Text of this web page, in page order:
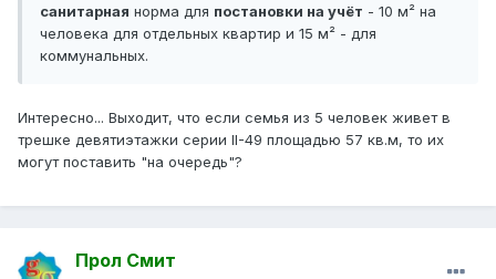
санитарная норма для постановки на учёт - 10 м² на
человека для отдельных квартир и 15 м² - для
коммунальных.
Интересно... Выходит, что если семья из 5 человек живет в
трешке девятиэтажки серии II-49 площадью 57 кв.м, то их
могут поставить "на очередь"?
Прол Смит